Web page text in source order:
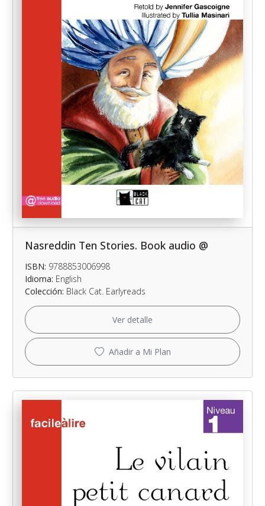
Nasreddin Ten Stories. Book audio @
ISBN: 9788853006998
Idioma: English
Colección: Black Cat. Earlyreads
Ver detalle
Añadir a Mi Plan